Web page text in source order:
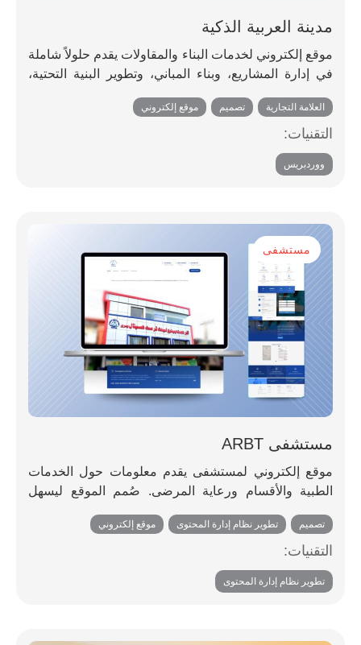
مدينة العربية الذكية
موقع إلكتروني لخدمات البناء والمقاولات يقدم حلولاً شاملة
في إدارة المشاريع، وبناء المباني، وتطوير البنية التحتية،
مشاريع عالية الجودة في الوقت المحدد وفي حدود
الميزانية.
العلامة التجارية تصميم موقع إلكتروني
التقنيات:
ووردبريس
مستشفى
مستشفى ARBT
موقع إلكتروني لمستشفى يقدم معلومات حول الخدمات
الطبية والأقسام ورعاية المرضى. صُمم الموقع ليسهل
تصميم تطوير نظام إدارة المحتوى موقع إلكتروني
التقنيات:
تطوير نظام إدارة المحتوى